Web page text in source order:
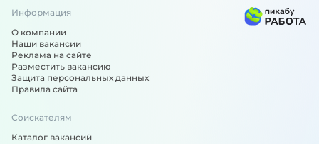
Информация
О компании
Наши вакансии
Реклама на сайте
Разместить вакансию
Защита персональных данных
Правила сайта
Соискателям
Каталог вакансий